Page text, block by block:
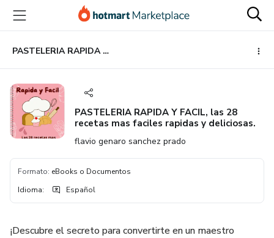
principal
página
de
página
PASTELERIA RAPIDA Y FACIL, las 28 recetas mas faciles rapidas y deliciosas.
PASTELERIA RAPIDA Y FACIL, las 28
recetas mas faciles rapidas y deliciosas.
flavio genaro sanchez prado
Formato: eBooks o Documentos
Idioma: Español
¡Descubre el secreto para convertirte en un maestro